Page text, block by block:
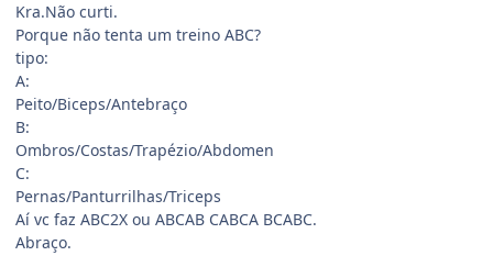
Kra.Não curti.
Porque não tenta um treino ABC?
tipo:
A:
Peito/Biceps/Antebraço
B:
Ombros/Costas/Trapézio/Abdomen
C:
Pernas/Panturrilhas/Triceps
Aí vc faz ABC2X ou ABCAB CABCA BCABC.
Abraço.